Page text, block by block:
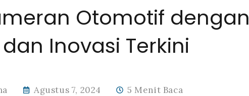
Otomotif dengan
Inovasi Terkini
Agustus 7, 2024 5 Menit Baca